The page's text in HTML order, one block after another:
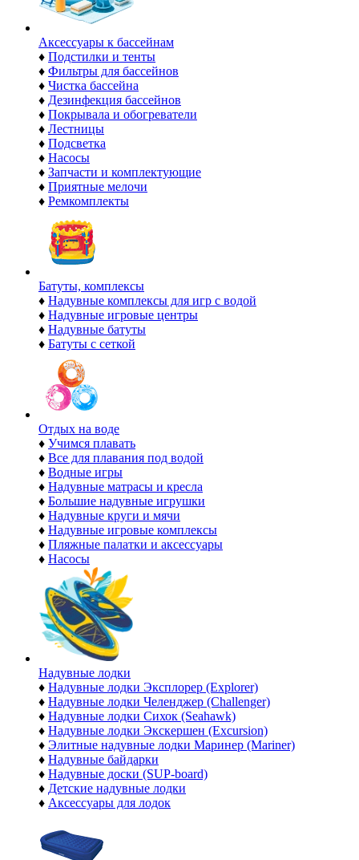
Аксессуары к бассейнам
♦ Подстилки и тенты
♦ Фильтры для бассейнов
♦ Чистка бассейна
♦ Дезинфекция бассейнов
♦ Покрывала и обогреватели
♦ Лестницы
♦ Подсветка
♦ Насосы
♦ Запчасти и комплектующие
♦ Приятные мелочи
♦ Ремкомплекты
Батуты, комплексы
♦ Надувные комплексы для игр с водой
♦ Надувные игровые центры
♦ Надувные батуты
♦ Батуты с сеткой
Отдых на воде
♦ Учимся плавать
♦ Все для плавания под водой
♦ Водные игры
♦ Надувные матрасы и кресла
♦ Большие надувные игрушки
♦ Надувные круги и мячи
♦ Надувные игровые комплексы
♦ Пляжные палатки и аксессуары
♦ Насосы
Надувные лодки
♦ Надувные лодки Эксплорер (Explorer)
♦ Надувные лодки Челенджер (Challenger)
♦ Надувные лодки Сихок (Seahawk)
♦ Надувные лодки Экскершен (Excursion)
♦ Элитные надувные лодки Маринер (Mariner)
♦ Надувные байдарки
♦ Надувные доски (SUP-board)
♦ Детские надувные лодки
♦ Аксессуары для лодок